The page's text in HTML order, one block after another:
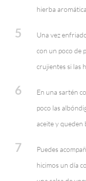
hierba
5
Una vez
con un poco de
crujientes si las
6
En una sartén
poco las
aceite y queden
7
Puedes
hicimos un día